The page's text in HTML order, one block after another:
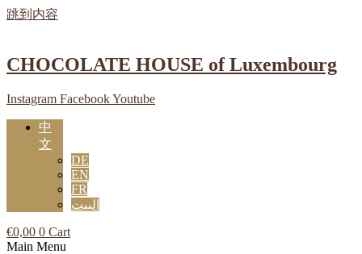
跳到内容
CHOCOLATE HOUSE of Luxembourg
Instagram FacebookYoutube
中
文
DE
EN
FR
البيت
€0,00 0 Cart
Main Menu